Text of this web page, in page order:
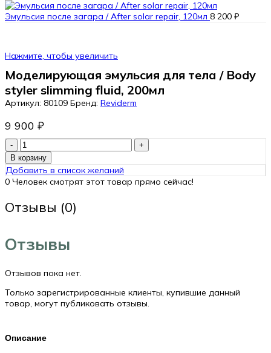
Эмульсия после загара / After solar repair, 120мл 8 200 ₽
Нажмите, чтобы увеличить
Моделирующая эмульсия для тела / Body
styler slimming fluid, 200мл
Артикул: 80109 Бренд: Reviderm
9 900 ₽
Количество
товара
Моделирующая
эмульсия
для
/
slimming
fluid,
В корзину
Добавить в список желаний
0 Человек смотрят этот товар прямо сейчас!
Отзывы (0)
Отзывы
Отзывов пока нет.
Только зарегистрированные клиенты, купившие данный
товар, могут публиковать отзывы.
Описание